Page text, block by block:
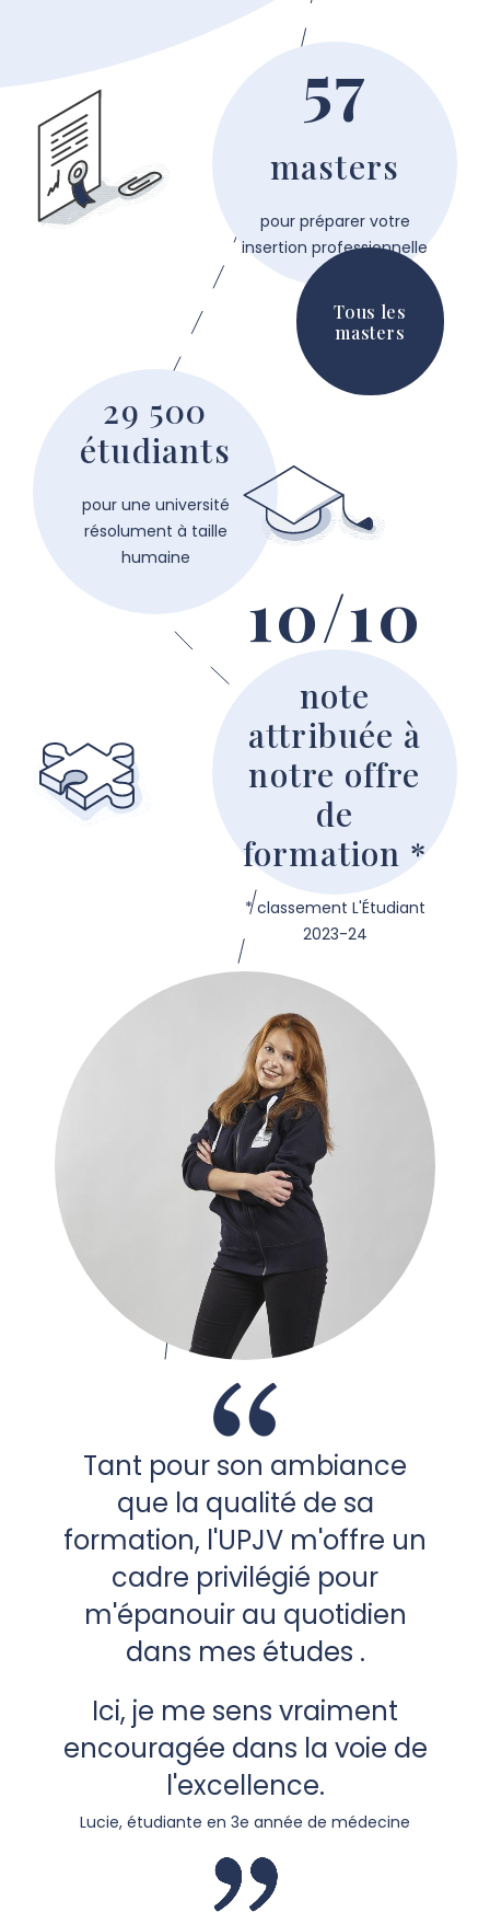
57
masters
pour préparer votre
insertion professionnelle
Tous les
masters
29 500
étudiants
pour une université
résolument à taille
humaine
10/10
note
attribuée à
notre offre
de
formation *
* classement L'Étudiant
2023-24
Tant pour son ambiance
que la qualité de sa
formation, l'UPJV m'offre un
cadre privilégié pour
m'épanouir au quotidien
dans mes études .
Ici, je me sens vraiment
encouragée dans la voie de
l'excellence.
Lucie, étudiante en 3e année de médecine